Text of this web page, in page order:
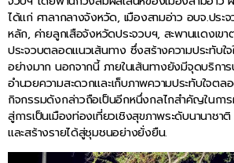
ได้แก่ ศาลากลางจังหวัด, เมืองสามอ่าว อบจ.ประ
หลัก, ค่ายลูกเสือจังหวัดประจวบฯ, สะพานแดงเขา
ประจวบตลอดแนวเส้นทาง ซึ่งสร้างความประทับใ
อย่างมาก นอกจากนี้ ภายในเส้นทางยังมีจุดบริกา
อำนวยความสะดวกและเก็บภาพความประทับใจต
กิจกรรมดังกล่าวถือเป็นอีกหนึ่งกลไกสำคัญในกา
สู่การเป็นเมืองท่องเที่ยวเชิงสุขภาพระดับนานาช
และสร้างรายได้สู่ชุมชนอย่างยั่งยืน.